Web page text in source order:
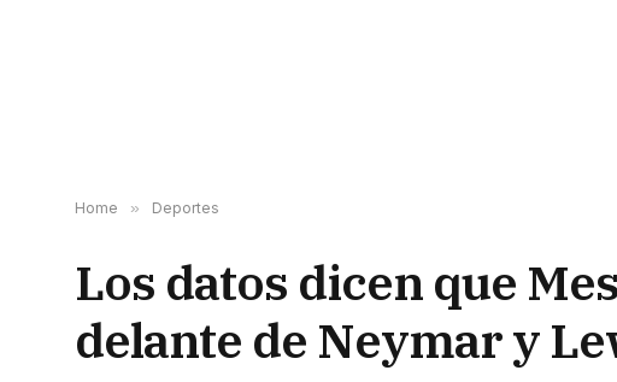
Home » Deportes
Los datos dicen que
delante de Neymar y